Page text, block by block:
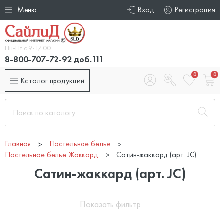
Меню Вход Регистрация
Пн-Пт с 9-17.00
8-800-707-72-92 доб.111
Каталог продукции
0 0
Главная
Постельное белье
Постельное белье Жаккард
Сатин-жаккард (арт. JC)
Сатин-жаккард (арт. JC)
Показать фильтр